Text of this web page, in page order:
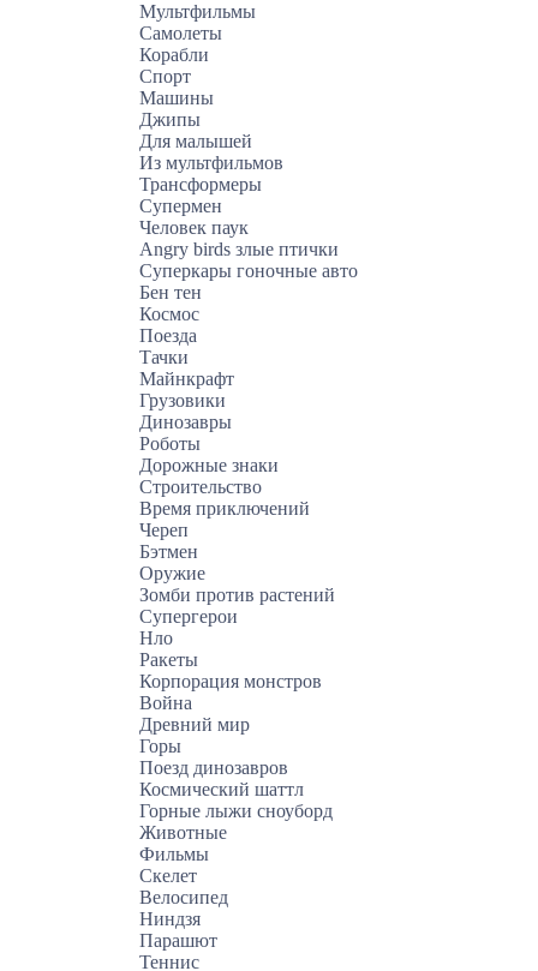
Мультфильмы
Самолеты
Корабли
Спорт
Машины
Джипы
Для малышей
Из мультфильмов
Трансформеры
Супермен
Человек паук
Angry birds злые птички
Суперкары гоночные авто
Бен тен
Космос
Поезда
Тачки
Майнкрафт
Грузовики
Динозавры
Роботы
Дорожные знаки
Строительство
Время приключений
Череп
Бэтмен
Оружие
Зомби против растений
Супергерои
Нло
Ракеты
Корпорация монстров
Война
Древний мир
Горы
Поезд динозавров
Космический шаттл
Горные лыжи сноуборд
Животные
Фильмы
Скелет
Велосипед
Ниндзя
Парашют
Теннис